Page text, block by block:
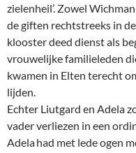
zielenheil’. Zowel
de giften rechtstreeks in
klooster deed dienst als
vrouwelijke familieleden
kwamen in Elten terecht
lijden.
Echter Liutgard en Adela
vader verliezen in een
Adela had met lede ogen